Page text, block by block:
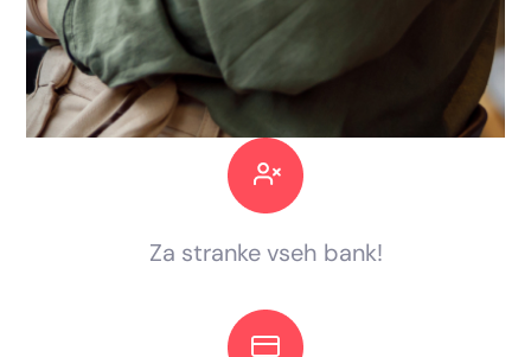
Za stranke vseh bank!